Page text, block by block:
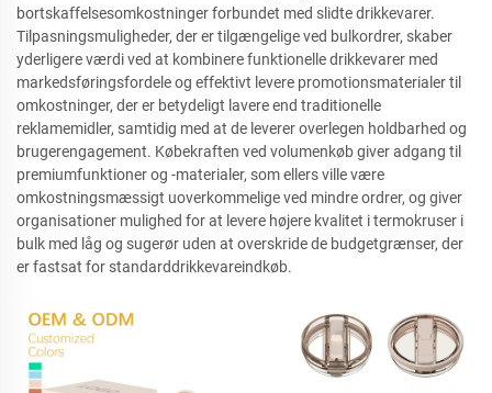
bortskaffelsesomkostninger forbundet med slidte drikkevarer.
Tilpasningsmuligheder, der er tilgængelige ved bulkordrer, skaber
yderligere værdi ved at kombinere funktionelle drikkevarer med
markedsføringsfordele og effektivt levere promotionsmaterialer til
omkostninger, der er betydeligt lavere end traditionelle
reklamemidler, samtidig med at de leverer overlegen holdbarhed og
brugerengagement. Købekraften ved volumenkøb giver adgang til
premiumfunktioner og -materialer, som ellers ville være
omkostningsmæssigt uoverkommelige ved mindre ordrer, og giver
organisationer mulighed for at levere højere kvalitet i termokruser i
bulk med låg og sugerør uden at overskride de budgetgrænser, der
er fastsat for standarddrikkevareindkøb.